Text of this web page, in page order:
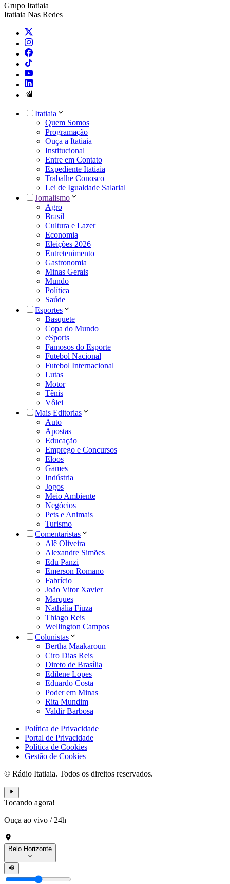
Grupo Itatiaia
Itatiaia Nas Redes
Itatiaia
Quem Somos
Programação
Ouça a Itatiaia
Institucional
Entre em Contato
Expediente Itatiaia
Trabalhe Conosco
Lei de Igualdade Salarial
Jornalismo
Agro
Brasil
Cultura e Lazer
Economia
Eleições 2026
Entretenimento
Gastronomia
Minas Gerais
Mundo
Política
Saúde
Esportes
Basquete
Copa do Mundo
eSports
Famosos do Esporte
Futebol Nacional
Futebol Internacional
Lutas
Motor
Tênis
Vôlei
Mais Editorias
Auto
Apostas
Educação
Emprego e Concursos
Eloos
Games
Indústria
Jogos
Meio Ambiente
Negócios
Pets e Animais
Turismo
Comentaristas
Alê Oliveira
Alexandre Simões
Edu Panzi
Emerson Romano
Fabrício
João Vitor Xavier
Marques
Nathália Fiuza
Thiago Reis
Wellington Campos
Colunistas
Bertha Maakaroun
Ciro Dias Reis
Direto de Brasília
Edilene Lopes
Eduardo Costa
Poder em Minas
Rita Mundim
Valdir Barbosa
Política de Privacidade
Portal de Privacidade
Política de Cookies
Gestão de Cookies
© Rádio Itatiaia. Todos os direitos reservados.
Tocando agora!
Ouça ao vivo / 24h
Belo Horizonte